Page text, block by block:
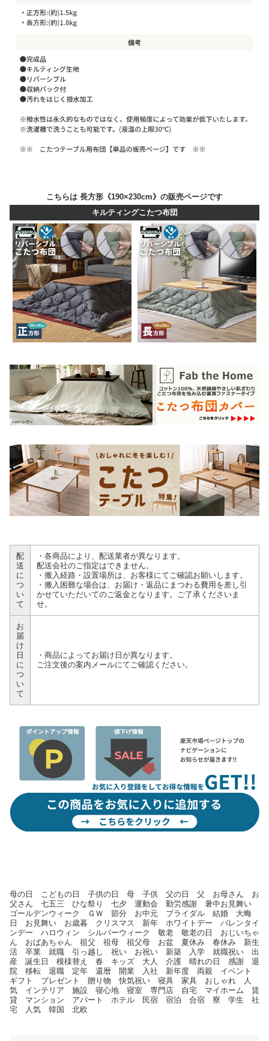
こちらは 長方形《190×230cm》の販売ページです
キルティングこたつ布団
配
送
に
つ
い
て
・各商品により、配送業者が異なります。
配送会社のご指定はできません。
・搬入経路・設置場所は、お客様にてご確認お願いします。
・搬入困難な場合は、お届け・返品にまつわる費用を差し引
かせていただいてのご返金となります。ご了承くださいま
せ。
お
届
け
日
に
つ
い
て
・商品によってお届け日が異なります。
ご注文後の案内メールにてご確認ください。
母の日 こどもの日 子供の日 母 子供 父の日 父 お母さん お
父さん 七五三 ひな祭り 七夕 運動会 勤労感謝 暑中お見舞い
ゴールデンウィーク ＧＷ 節分 お中元 ブライダル 結婚 大晦
日 お見舞い お歳暮 クリスマス 新年 ホワイトデー バレンタイ
ンデー ハロウィン シルバーウィーク 敬老 敬老の日 おじいちゃ
ん おばあちゃん 祖父 祖母 祖父母 お盆 夏休み 春休み 新生
活 卒業 就職 引っ越し 祝い お祝い 新築 入学 就職祝い 出
産 誕生日 模様替え 春 キッズ 大人 介護 晴れの日 感謝 退
院 移転 退職 定年 還暦 開業 入社 新年度 両親 イベント
ギフト プレゼント 贈り物 快気祝い 寝具 家具 おしゃれ 人
気 インテリア 施設 寝心地 寝室 専門店 自宅 マイホーム 賃
貸 マンション アパート ホテル 民宿 宿泊 合宿 寮 学生 社
宅 人気 韓国 北欧